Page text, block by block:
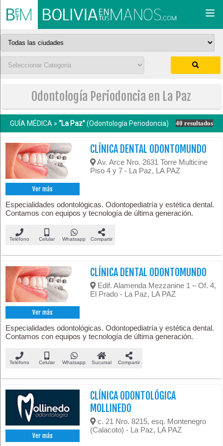
Odontología Periodoncia en La Paz
GUÍA MÉDICA » “La Paz”(Odontología Periodoncia) 40 resultados
Ver más
CLÍNICA DENTAL ODONTOMUNDO
Av. Arce Nro. 2631 Torre Multicine
Piso 4 y 7 - La Paz, LA PAZ
Especialidades odontológicas. Odontopediatría y estética dental.
Contamos con equipos y tecnología de última generación.
Teléfono Celular Whatsapp Compartir
Ver más
CLÍNICA DENTAL ODONTOMUNDO
Edif. Alamenda Mezzanine 1 – Of. 4,
El Prado - La Paz, LA PAZ
Especialidades odontológicas. Odontopediatría y estética dental.
Contamos con equipos y tecnología de última generación.
Teléfono Celular Whatsapp Sucursal Compartir
Ver más
CLÍNICA ODONTOLÓGICA
MOLLINEDO
c. 21 Nro. 8215, esq. Montenegro
(Calacoto) - La Paz, LA PAZ